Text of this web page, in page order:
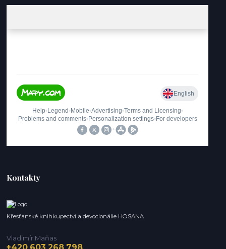
Kontakty
Křesťanské knihkupectví a devocionálie HOSANA
Vladimír Maňas